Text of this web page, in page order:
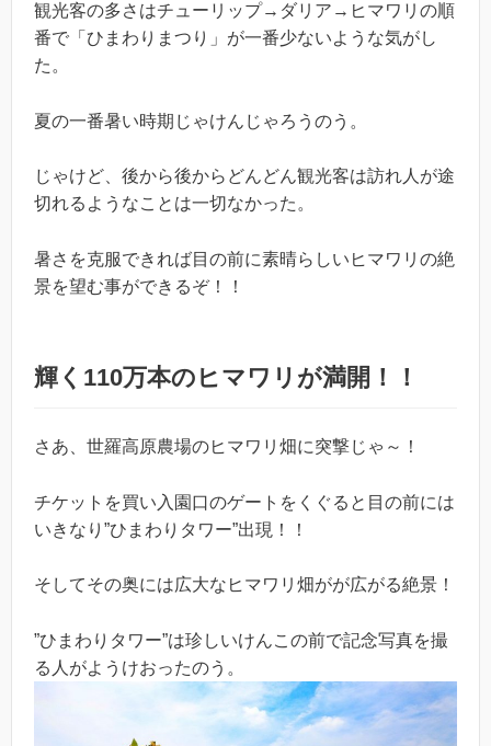
観光客の多さはチューリップ→ダリア→ヒマワリの順
番で「ひまわりまつり」が一番少ないような気がし
た。
夏の一番暑い時期じゃけんじゃろうのう。
じゃけど、後から後からどんどん観光客は訪れ人が途
切れるようなことは一切なかった。
暑さを克服できれば目の前に素晴らしいヒマワリの絶
景を望む事ができるぞ！！
輝く110万本のヒマワリが満開！！
さあ、世羅高原農場のヒマワリ畑に突撃じゃ～！
チケットを買い入園口のゲートをくぐると目の前には
いきなり”ひまわりタワー”出現！！
そしてその奥には広大なヒマワリ畑がが広がる絶景！
”ひまわりタワー”は珍しいけんこの前で記念写真を撮
る人がようけおったのう。